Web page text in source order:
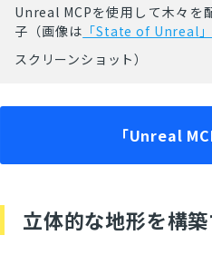
Unreal MCPを使用して木々を
子（画像は 「State of Unreal
スクリーンショット）
「Unreal
立体的な地形を構